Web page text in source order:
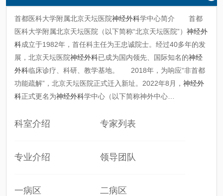
首都医科大学附属北京天坛医院神经外科学中心简介 首都
医科大学附属北京天坛医院（以下简称“北京天坛医院”） 神经外
科成立于1982年，首任科主任为王忠诚院士。经过40多年的发
展，北京天坛医院神经外科已成为国内领先、国际知名的神经
外科临床诊疗、科研、教学基地。 2018年，为响应“非首都
功能疏解”，北京天坛医院正式迁入新址。2022年8月， 神经外
科正式更名为神经外科学中心（以下简称神外中心…
科室介绍 专家列表
专业介绍 领导团队
一病区 二病区